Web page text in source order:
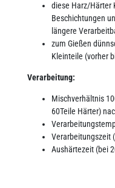
diese Harz/Härter
Beschichtungen
längere
zum Gießen
Kleinteile (vorher
Verarbeitung:
Mischverhältnis
60Teile Härter)
Verarbeitungszeit
Aushärtezeit (bei